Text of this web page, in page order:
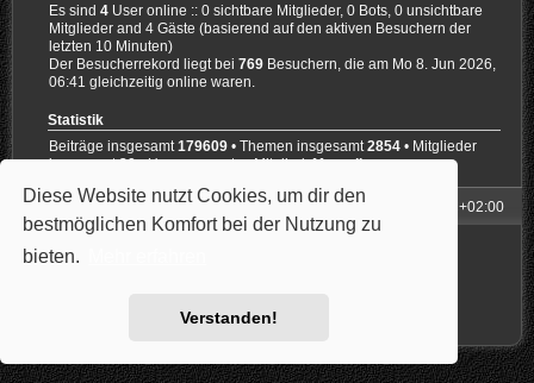
Diese Website nutzt Cookies, um dir den
bestmöglichen Komfort bei der Nutzung zu
bieten.
Verstanden!
Es sind4 User online :: 0 sichtbare Mitglieder, 0 Bots, 0 unsichtbare
Mitglieder and 4 Gäste (basierend auf den aktiven Besuchern der
letzten 10 Minuten)
Der Besucherrekord liegt bei769 Besuchern, die am Mo 8. Jun 2026,
06:41 gleichzeitig online waren.
Statistik
Beiträge insgesamt179609 • Themen insgesamt2854 • Mitglieder
insgesamt30• Unser neuestes Mitglied:Marcello
Foren-Übersicht Alle Zeiten sind UTC+02:00
Style: Carbon by Joyce&Luna